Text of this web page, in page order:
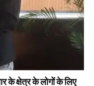
के क्षेत्र के लोगों के लिए